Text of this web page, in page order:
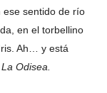
ese sentido de río
en el torbellino
Ah… y está
La Odisea.